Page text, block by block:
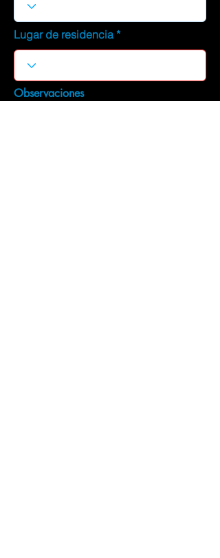
Lugar de residencia
Observaciones